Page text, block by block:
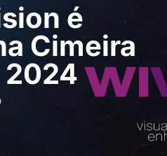
é
Cimeira
2024